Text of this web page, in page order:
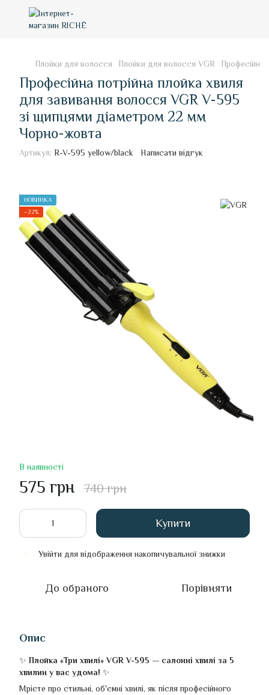
Плойки для волосся Плойки для волосся VGR Професійна
Професійна потрійна плойка хвиля
для завивання волосся VGR V-595
зі щипцями діаметром 22 мм
Чорно-жовта
Артикул: R-V-595 yellow/black Написати відгук
НОВИНКА
−22%
В наявності
575 грн 740 грн
Купити
Увійти для відображення накопичувальної знижки
До обраного Порівняти
Опис
✨ Плойка «Три хвилі» VGR V-595 — салонні хвилі за 5
хвилин у вас удома! ✨
Мрієте про стильні, об'ємні хвилі, як після професійного